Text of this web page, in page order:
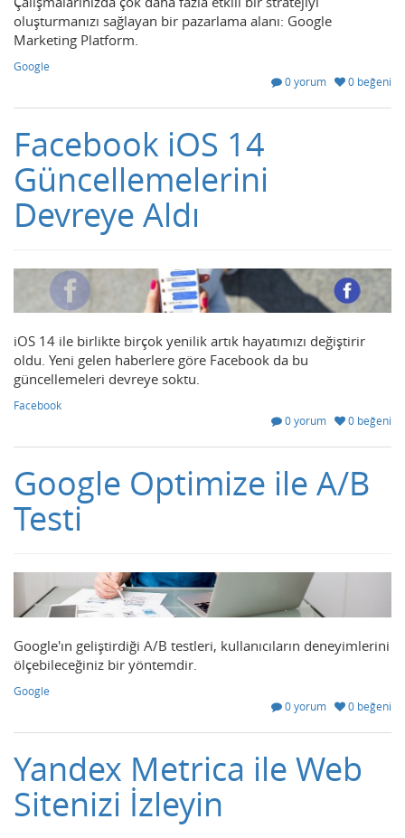
oluşturmanızı sağlayan bir pazarlama alanı: Google
Marketing Platform.
Google
0 yorum
0 beğeni
Facebook iOS 14
Güncellemelerini
Devreye Aldı
iOS 14 ile birlikte birçok yenilik artık hayatımızı değiştirir
oldu. Yeni gelen haberlere göre Facebook da bu
güncellemeleri devreye soktu.
Facebook
0 yorum
0 beğeni
Google Optimize ile A/B
Testi
Google'ın geliştirdiği A/B testleri, kullanıcıların deneyimlerini
ölçebileceğiniz bir yöntemdir.
Google
0 yorum
0 beğeni
Yandex Metrica ile Web
Sitenizi İzleyin